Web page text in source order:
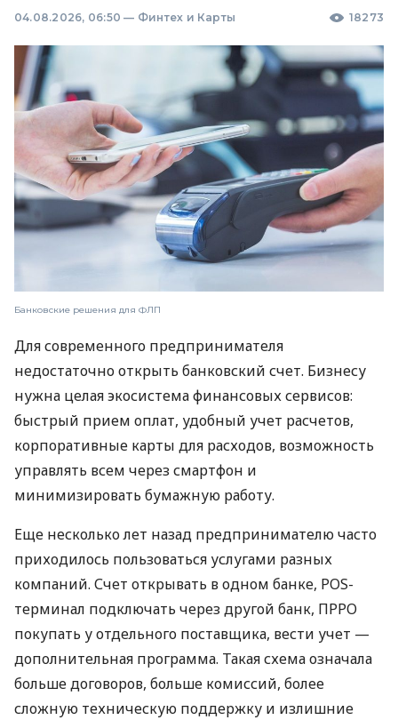
04.08.2026, 06:50 — Финтех и Карты 18273
Банковские решения для ФЛП
Для современного предпринимателя
недостаточно открыть банковский счет. Бизнесу
нужна целая экосистема финансовых сервисов:
быстрый прием оплат, удобный учет расчетов,
корпоративные карты для расходов, возможность
управлять всем через смартфон и
минимизировать бумажную работу.
Еще несколько лет назад предпринимателю часто
приходилось пользоваться услугами разных
компаний. Счет открывать в одном банке, POS-
терминал подключать через другой банк, ПРРО
покупать у отдельного поставщика, вести учет —
дополнительная программа. Такая схема означала
больше договоров, больше комиссий, более
сложную техническую поддержку и излишние